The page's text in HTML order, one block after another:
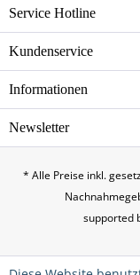
Service Hotline
Kundenservice
Informationen
Newsletter
* Alle Preise inkl.
supported